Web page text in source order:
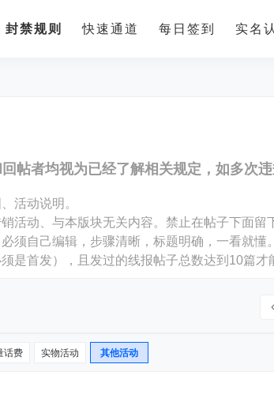
封禁规则 快速通道 每日签到 实名
帖者均视为已经了解相关规定，如多次
活动说明。
活动、与本版块无关内容。禁止在帖子下面留
须自己编辑，步骤清晰，标题明确，一看就懂。
是首发），且发过的线报帖子总数达到10篇才
话费 实物活动 其他活动